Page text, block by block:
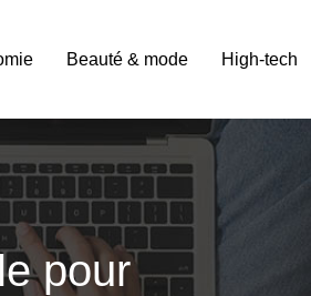
Beauté & mode High-tech
pour